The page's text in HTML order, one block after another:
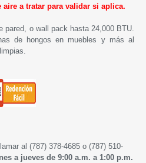
a tratar para validar si aplica.
pared, o wall pack hasta 24,000 BTU.
de hongos en muebles y más al
al (787) 378-4685 o (787) 510-
a jueves de 9:00 a.m. a 1:00 p.m.